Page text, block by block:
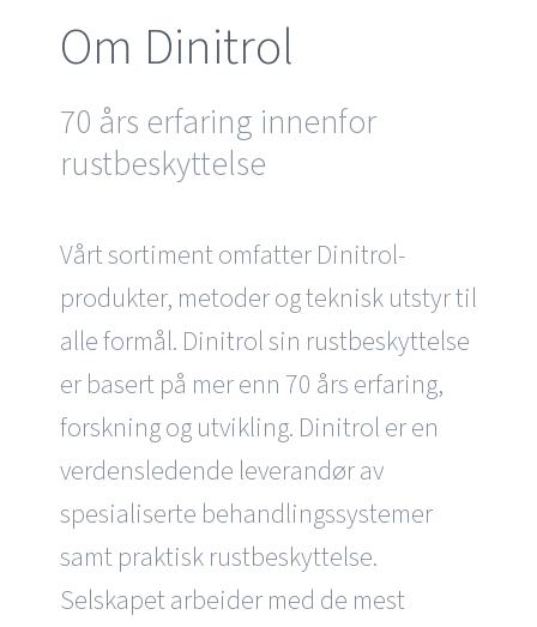
Om Dinitrol
70 års erfaring innenfor
rustbeskyttelse
Vårt sortiment omfatter Dinitrol-
produkter, metoder og teknisk utstyr til
alle formål. Dinitrol sin rustbeskyttelse
er basert på mer enn 70 års erfaring,
forskning og utvikling. Dinitrol er en
verdensledende leverandør av
spesialiserte behandlingssystemer
samt praktisk rustbeskyttelse.
Selskapet arbeider med de mest